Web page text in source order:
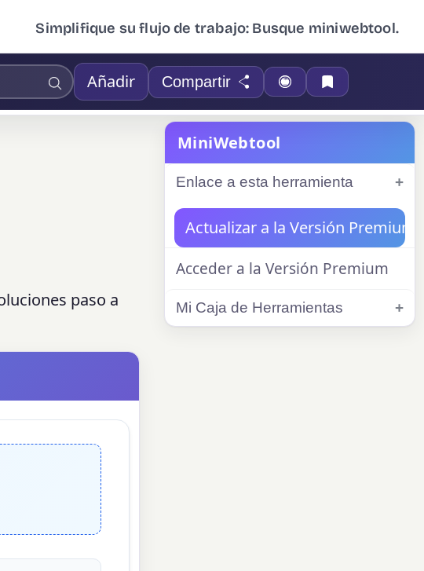
Simplifique su flujo de trabajo: Busque miniwebtool.
Añadir Compartir
paso a
MiniWebtool
Enlace a esta herramienta
Actualizar a la Versión Premium
Acceder a la Versión Premium
Mi Caja de Herramientas